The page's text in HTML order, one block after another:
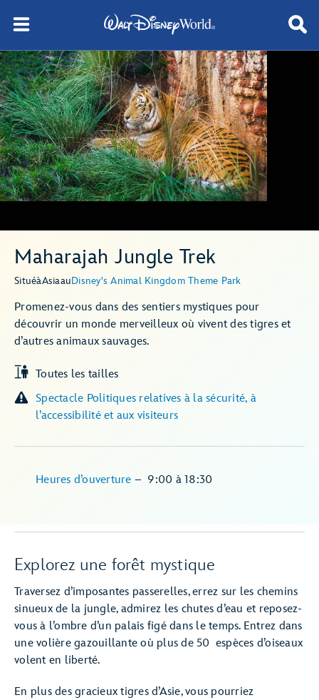
Maharajah Jungle Trek
SituéàAsiaauDisney's Animal Kingdom Theme Park
Promenez-vous dans des sentiers mystiques pour
découvrir un monde merveilleux où vivent des tigres et
d’autres animaux sauvages.
Toutes les tailles
Spectacle Politiques relatives à la sécurité, à
l’accessibilité et aux visiteurs
Heures d’ouverture – 9:00 à 18:30
Explorez une forêt mystique
Traversez d’imposantes passerelles, errez sur les chemins
sinueux de la jungle, admirez les chutes d’eau et reposez-
vous à l’ombre d’un palais figé dans le temps. Entrez dans
une volière gazouillante où plus de 50 espèces d’oiseaux
volent en liberté.
En plus des gracieux tigres d’Asie, vous pourriez